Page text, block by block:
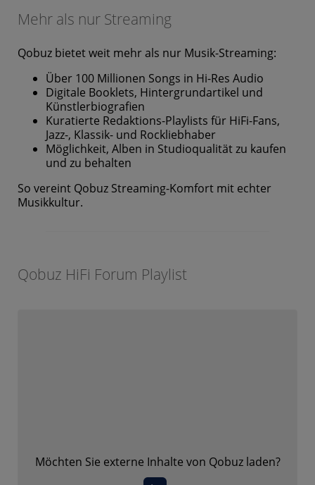
Mehr als nur Streaming
Qobuz bietet weit mehr als nur Musik-Streaming:
Über 100 Millionen Songs in Hi-Res Audio
Digitale Booklets, Hintergrundartikel und
Künstlerbiografien
Kuratierte Redaktions-Playlists für HiFi-Fans,
Jazz-, Klassik- und Rockliebhaber
Möglichkeit, Alben in Studioqualität zu kaufen
und zu behalten
So vereint Qobuz Streaming-Komfort mit echter
Musikkultur.
Qobuz HiFi Forum Playlist
Möchten Sie externe Inhalte von Qobuzladen?